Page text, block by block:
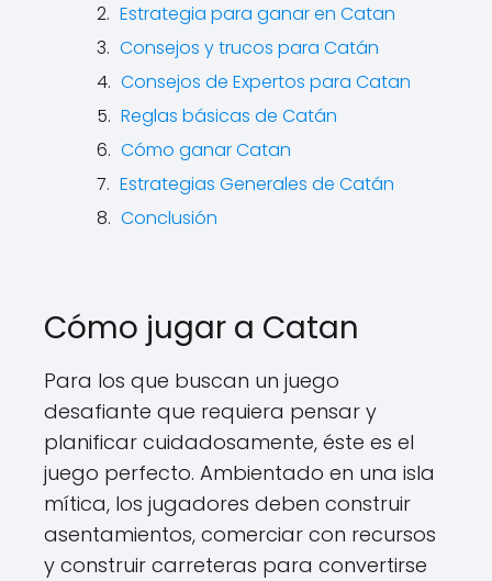
Estrategia para ganar en Catan
Consejos y trucos para Catán
Consejos de Expertos para Catan
Reglas básicas de Catán
Cómo ganar Catan
Estrategias Generales de Catán
Conclusión
Cómo jugar a Catan
Para los que buscan un juego
desafiante que requiera pensar y
planificar cuidadosamente, éste es el
juego perfecto. Ambientado en una isla
mítica, los jugadores deben construir
asentamientos, comerciar con recursos
y construir carreteras para convertirse